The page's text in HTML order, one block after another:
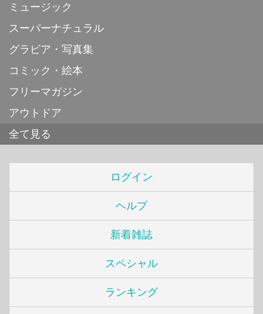
ミュージック
スーパーナチュラル
グラビア・写真集
コミック・絵本
フリーマガジン
アウトドア
全て見る
ログイン
ヘルプ
新着雑誌
スペシャル
ランキング